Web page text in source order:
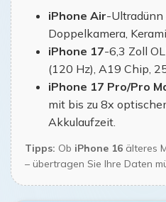
iPhone Air-Ultradünn
Doppelkamera,
iPhone 17-6,3 Zoll
(120 Hz), A19 Chip,
iPhone 17 Pro/Pro
mit bis zu 8x
Akkulaufzeit.
Tipps: Ob iPhone 16 älteres
– übertragen Sie Ihre Daten